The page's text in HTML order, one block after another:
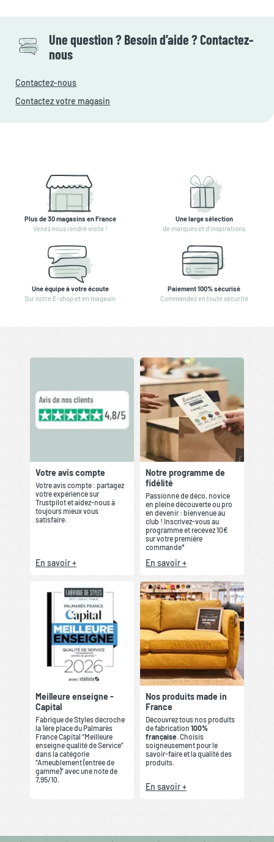
Une question ? Besoin d’aide ? Contactez-
nous
Contactez-nous
Contactez votre magasin
Plus de 30 magasins en France
Venez nous rendre visite !
Une large sélection
de marques et d'inspirations
Une équipe à votre écoute
Sur notre E-shop et en magasin
Paiement 100% sécurisé
Commandez en toute sécurité
Votre avis compte
Votre avis compte : partagez
votre expérience sur
Trustpilot et aidez-nous à
toujours mieux vous
satisfaire.
En savoir +
Notre programme de
fidélité
Passionné de déco, novice
en pleine découverte ou pro
en devenir : bienvenue au
club ! Inscrivez-vous au
programme et recevez 10€
sur votre première
commande*
En savoir +
Meilleure enseigne -
Capital
Fabrique de Styles décroche
la 1ère place du Palmarès
France Capital “Meilleure
enseigne qualité de Service”
dans la catégorie
“Ameublement (entrée de
gamme)” avec une note de
7,95/10.
Nos produits made in
France
Découvrez tous nos produits
de fabrication 100%
française. Choisis
soigneusement pour le
savoir-faire et la qualité des
produits.
En savoir +